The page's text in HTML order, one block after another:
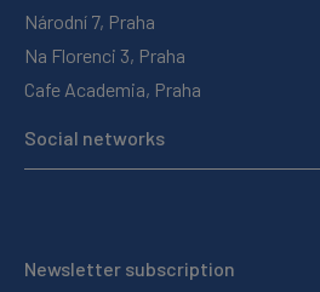
Národní 7, Praha
Na Florenci 3, Praha
Cafe Academia, Praha
Social networks
Newsletter subscription